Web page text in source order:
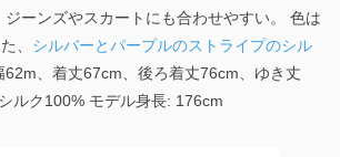
ジーンズやスカートにも合わせやすい。 色は
、 シルバーとパープルのストライプのシル
62m、着丈67cm、後ろ着丈76cm、ゆき丈
ルク100% モデル身長: 176cm